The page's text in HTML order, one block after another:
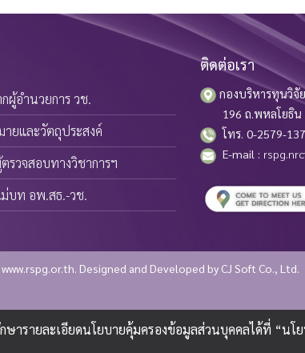
กผู้อำนวยการ วช.
ายและวัตถุประสงค์
รวจสอบทางวิชาการฯ
บท อพ.สธ.-วช.
ติดต่อเรา
กองบริหารทุนวิจั
196 ถ.พหลโยธิน แ
โทร. 0-2579-
E-mail :
Designed and Developed by CJ Soft Co., Ltd.
ารายละเอียดนโยบายคุ้มครองข้อมูลส่วนบุคคลได้ที่ “นโ